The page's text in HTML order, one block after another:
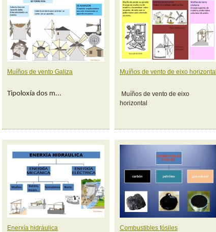
Muíños de vento Galiza
Tipoloxía dos m...
Muíños de vento de eixo horizontal
Muíños de vento de eixo
horizontal
Enerxía hidráulica Combustibles fósiles